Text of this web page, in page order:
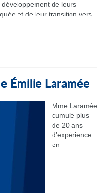
de leurs
et de leur transition vers
Émilie Laramée
Mme Laramée
cumule plus
de 20 ans
d’expérience
en